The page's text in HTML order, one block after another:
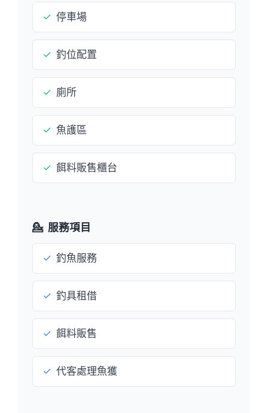
✓ 停車場
✓ 釣位配置
✓ 廁所
✓ 魚護區
✓ 餌料販售櫃台
💁 服務項目
✓ 釣魚服務
✓ 釣具租借
✓ 餌料販售
✓ 代客處理魚獲